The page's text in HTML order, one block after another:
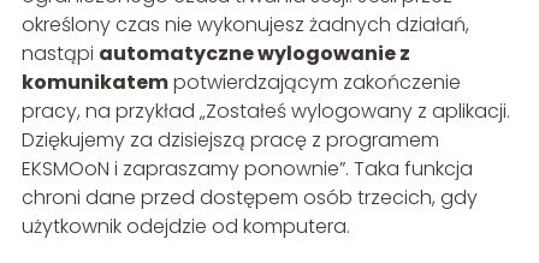
określony czas nie wykonujesz żadnych działań,
nastąpi automatyczne wylogowanie z
komunikatempotwierdzającym zakończenie
pracy, na przykład „Zostałeś wylogowany z aplikacji.
Dziękujemy za dzisiejszą pracę z programem
EKSMOoN i zapraszamy ponownie”. Taka funkcja
chroni dane przed dostępem osób trzecich, gdy
użytkownik odejdzie od komputera.